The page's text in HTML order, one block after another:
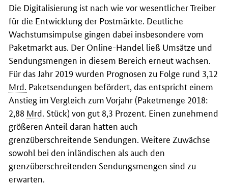
Die Digitalisierung ist nach wie vor wesentlicher Treiber
für die Entwicklung der Postmärkte. Deutliche
Wachstumsimpulse gingen dabei insbesondere vom
Paketmarkt aus. Der Online-Handel ließ Umsätze und
Sendungsmengen in diesem Bereich erneut wachsen.
Für das Jahr 2019 wurden Prognosen zu Folge rund 3,12
Mrd. Paketsendungen befördert, das entspricht einem
Anstieg im Vergleich zum Vorjahr (Paketmenge 2018:
2,88 Mrd. Stück) von gut 8,3 Prozent. Einen zunehmend
größeren Anteil daran hatten auch
grenzüberschreitende Sendungen. Weitere Zuwächse
sowohl bei den inländischen als auch den
grenzüberschreitenden Sendungsmengen sind zu
erwarten.